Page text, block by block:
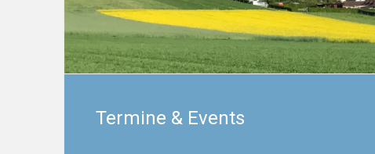
Termine & Events